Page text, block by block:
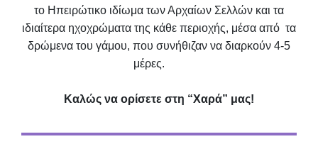
το Ηπειρώτικο ιδίωμα των Αρχαίων Σελλών και τα
ιδιαίτερα ηχοχρώματα της κάθε περιοχής, μέσα από τα
δρώμενα του γάμου, που συνήθιζαν να διαρκούν 4-5
μέρες.
Καλώς να ορίσετε στη “Χαρά” μας!